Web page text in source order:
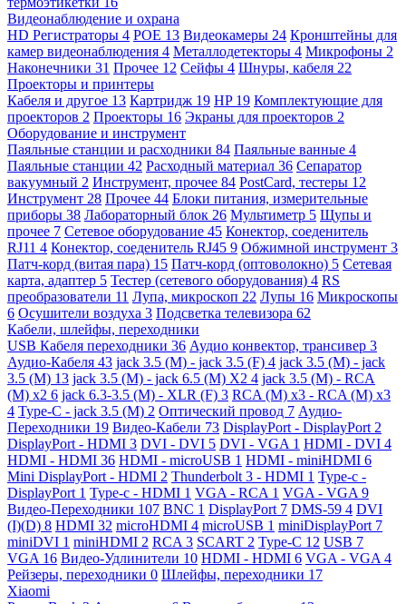
Видеонаблюдение и охрана
HD Регистраторы 4 POE 13 Видеокамеры 24 Кронштейны для
камер видеонаблюдения 4 Металлодетекторы 4 Микрофоны 2
Наконечники 31 Прочее 12 Сейфы 4 Шнуры, кабеля 22
Проекторы и принтеры
Кабеля и другое 13 Картридж 19 HP 19 Комплектующие для
проекторов 2 Проекторы 16 Экраны для проекторов 2
Оборудование и инструмент
Паяльные станции и расходники 84 Паяльные ванные 4
Паяльные станции 42 Расходный материал 36 Сепаратор
вакуумный 2 Инструмент, прочее 84 PostCard, тестеры 12
Инструмент 28 Прочее 44 Блоки питания, измерительные
приборы 38 Лабораторный блок 26 Мультиметр 5 Щупы и
прочее 7 Сетевое оборудование 45 Конектор, соеденитель
RJ11 4 Конектор, соеденитель RJ45 9 Обжимной инструмент 3
Патч-корд (витая пара) 15 Патч-корд (оптоволокно) 5 Сетевая
карта, адаптер 5 Тестер (сетевого оборудования) 4 RS
преобразователи 11 Лупа, микроскоп 22 Лупы 16 Микроскопы
6 Осушители воздуха 3 Подсветка телевизора 62
Кабели, шлейфы, переходники
USB Кабеля переходники 36 Аудио конвектор, трансивер 3
Аудио-Кабеля 43 jack 3.5 (M) - jack 3.5 (F) 4 jack 3.5 (M) - jack
3.5 (M) 13 jack 3.5 (M) - jack 6.5 (M) X2 4 jack 3.5 (M) - RCA
(M) x2 6 jack 6.3-3.5 (M) - XLR (F) 3 RCA (M) x3 - RCA (M) x3
4 Type-C - jack 3.5 (M) 2 Оптический провод 7 Аудио-
Переходники 19 Видео-Кабели 73 DisplayPort - DisplayPort 2
DisplayPort - HDMI 3 DVI - DVI 5 DVI - VGA 1 HDMI - DVI 4
HDMI - HDMI 36 HDMI - microUSB 1 HDMI - miniHDMI 6
Mini DisplayPort - HDMI 2 Thunderbolt 3 - HDMI 1 Type-c -
DisplayPort 1 Type-c - HDMI 1 VGA - RCA 1 VGA - VGA 9
Видео-Переходники 107 BNC 1 DisplayPort 7 DMS-59 4 DVI
(I)(D) 8 HDMI 32 microHDMI 4 microUSB 1 miniDisplayPort 7
miniDVI 1 miniHDMI 2 RCA 3 SCART 2 Type-C 12 USB 7
VGA 16 Видео-Удлинители 10 HDMI - HDMI 6 VGA - VGA 4
Рейзеры, переходники 0 Шлейфы, переходники 17
Xiaomi